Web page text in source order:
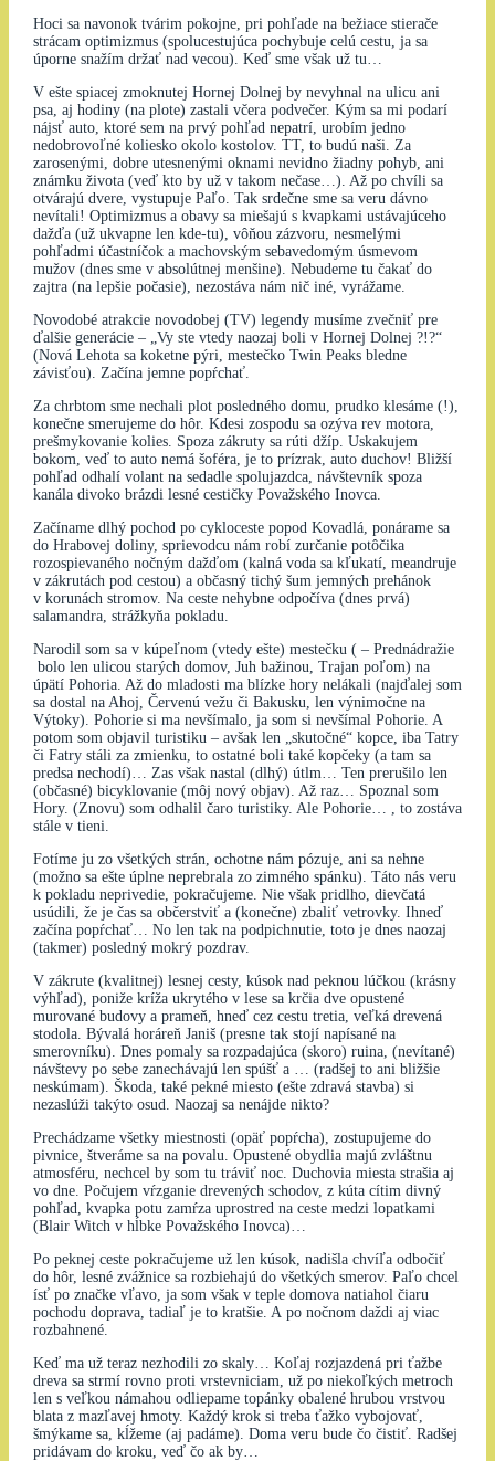
Hoci sa navonok tvárim pokojne, pri pohľade na bežiace stierače
strácam optimizmus (spolucestujúca pochybuje celú cestu, ja sa
úporne snažím držať nad vecou). Keď sme však už tu…
V ešte spiacej zmoknutej Hornej Dolnej by nevyhnal na ulicu ani
psa, aj hodiny (na plote) zastali včera podvečer. Kým sa mi podarí
nájsť auto, ktoré sem na prvý pohľad nepatrí, urobím jedno
nedobrovoľné koliesko okolo kostolov. TT, to budú naši. Za
zarosenými, dobre utesnenými oknami nevidno žiadny pohyb, ani
známku života (veď kto by už v takom nečase…). Až po chvíli sa
otvárajú dvere, vystupuje Paľo. Tak srdečne sme sa veru dávno
nevítali! Optimizmus a obavy sa miešajú s kvapkami ustávajúceho
dažďa (už ukvapne len kde-tu), vôňou zázvoru, nesmelými
pohľadmi účastníčok a machovským sebavedomým úsmevom
mužov (dnes sme v absolútnej menšine). Nebudeme tu čakať do
zajtra (na lepšie počasie), nezostáva nám nič iné, vyrážame.
Novodobé atrakcie novodobej (TV) legendy musíme zvečniť pre
ďalšie generácie – „Vy ste vtedy naozaj boli v Hornej Dolnej ?!?“
(Nová Lehota sa koketne pýri, mestečko Twin Peaks bledne
závisťou). Začína jemne popŕchať.
Za chrbtom sme nechali plot posledného domu, prudko klesáme (!),
konečne smerujeme do hôr. Kdesi zospodu sa ozýva rev motora,
prešmykovanie kolies. Spoza zákruty sa rúti džíp. Uskakujem
bokom, veď to auto nemá šoféra, je to prízrak, auto duchov! Bližší
pohľad odhalí volant na sedadle spolujazdca, návštevník spoza
kanála divoko brázdi lesné cestičky Považského Inovca.
Začíname dlhý pochod po cykloceste popod Kovadlá, ponárame sa
do Hrabovej doliny, sprievodcu nám robí zurčanie potôčika
rozospievaného nočným dažďom (kalná voda sa kľukatí, meandruje
v zákrutách pod cestou) a občasný tichý šum jemných prehánok
v korunách stromov. Na ceste nehybne odpočíva (dnes prvá)
salamandra, strážkyňa pokladu.
Narodil som sa v kúpeľnom (vtedy ešte) mestečku ( – Prednádražie
bolo len ulicou starých domov, Juh bažinou, Trajan poľom) na
úpätí Pohoria. Až do mladosti ma blízke hory nelákali (najďalej som
sa dostal na Ahoj, Červenú vežu či Bakusku, len výnimočne na
Výtoky). Pohorie si ma nevšímalo, ja som si nevšímal Pohorie. A
potom som objavil turistiku – avšak len „skutočné“ kopce, iba Tatry
či Fatry stáli za zmienku, to ostatné boli také kopčeky (a tam sa
predsa nechodí)… Zas však nastal (dlhý) útlm… Ten prerušilo len
(občasné) bicyklovanie (môj nový objav). Až raz… Spoznal som
Hory. (Znovu) som odhalil čaro turistiky. Ale Pohorie… , to zostáva
stále v tieni.
Fotíme ju zo všetkých strán, ochotne nám pózuje, ani sa nehne
(možno sa ešte úplne neprebrala zo zimného spánku). Táto nás veru
k pokladu neprivedie, pokračujeme. Nie však pridlho, dievčatá
usúdili, že je čas sa občerstviť a (konečne) zbaliť vetrovky. Ihneď
začína popŕchať… No len tak na podpichnutie, toto je dnes naozaj
(takmer) posledný mokrý pozdrav.
V zákrute (kvalitnej) lesnej cesty, kúsok nad peknou lúčkou (krásny
výhľad), poniže kríža ukrytého v lese sa krčia dve opustené
murované budovy a prameň, hneď cez cestu tretia, veľká drevená
stodola. Bývalá horáreň Janiš (presne tak stojí napísané na
smerovníku). Dnes pomaly sa rozpadajúca (skoro) ruina, (nevítané)
návštevy po sebe zanechávajú len spúšť a … (radšej to ani bližšie
neskúmam). Škoda, také pekné miesto (ešte zdravá stavba) si
nezaslúži takýto osud. Naozaj sa nenájde nikto?
Prechádzame všetky miestnosti (opäť popŕcha), zostupujeme do
pivnice, štveráme sa na povalu. Opustené obydlia majú zvláštnu
atmosféru, nechcel by som tu tráviť noc. Duchovia miesta strašia aj
vo dne. Počujem vŕzganie drevených schodov, z kúta cítim divný
pohľad, kvapka potu zamŕza uprostred na ceste medzi lopatkami
(Blair Witch v hĺbke Považského Inovca)…
Po peknej ceste pokračujeme už len kúsok, nadišla chvíľa odbočiť
do hôr, lesné zvážnice sa rozbiehajú do všetkých smerov. Paľo chcel
ísť po značke vľavo, ja som však v teple domova natiahol čiaru
pochodu doprava, tadiaľ je to kratšie. A po nočnom daždi aj viac
rozbahnené.
Keď ma už teraz nezhodili zo skaly… Koľaj rozjazdená pri ťažbe
dreva sa strmí rovno proti vrstevniciam, už po niekoľkých metroch
len s veľkou námahou odliepame topánky obalené hrubou vrstvou
blata z mazľavej hmoty. Každý krok si treba ťažko vybojovať,
šmýkame sa, kĺžeme (aj padáme). Doma veru bude čo čistiť. Radšej
pridávam do kroku, veď čo ak by…